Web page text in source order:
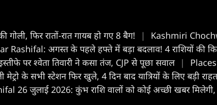
फिर रातों-रात गायब हो गए 8 बैग! |
Kashmiri
Rashifal: अगस्त के पहले हफ्ते में बड़ा बदलाव! 4 राशियों की
इस्तीफे पर श्वेता तिवारी ने कसा तंज, CJP से पूछा सवाल |
मेट्रो के सभी स्टेशन फिर खुले, 4 दिन बाद यात्रियों के लिए बड़ी
26 जुलाई 2026: कुंभ राशि वालों को कोई अच्छी खबर मिलेगी,